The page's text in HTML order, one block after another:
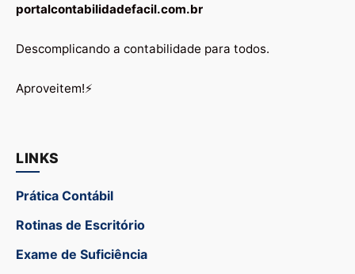
portalcontabilidadefacil.com.br
Descomplicando a contabilidade para todos.
Aproveitem!⚡
LINKS
Prática Contábil
Rotinas de Escritório
Exame de Suficiência